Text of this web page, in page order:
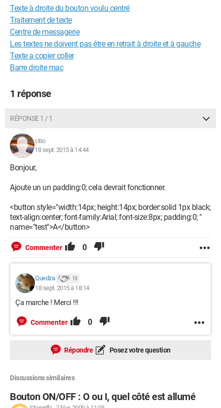
J'ai vu sur BlueGriffon que l'aperçu donnait bien ce que
j'attendais, mais une fois lu sur un navigateur, je vois à
nouveau la lettre à droite...
Merci pour toute aide.
Texte à droite du bouton voulu centré
Traitement de texte
Centre de messagerie
Les textes ne doivent pas être en retrait à droite et à gauche
Texte a copier coller
Barre droite mac
1 réponse
RÉPONSE 1 / 1
citio
18 sept. 2015 à 14:44
Bonjour,
Ajoute un un padding:0; cela devrait fonctionner.
<button style="width:14px; height:14px; border:solid 1px black;
text-align:center; font-family:Arial; font-size:8px; padding:0; "
name="test">A</button>
Commenter 0
Quedza 18
18 sept. 2015 à 18:14
Ça marche ! Merci !!!
Commenter 0
Répondre Posez votre question
Discussions similaires
Bouton ON/OFF : O ou I, quel côté est allumé